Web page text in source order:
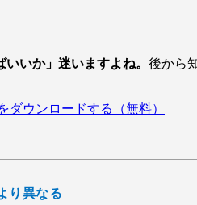
いいか」迷いますよね。 後から
ダウンロードする（無料）
り異なる